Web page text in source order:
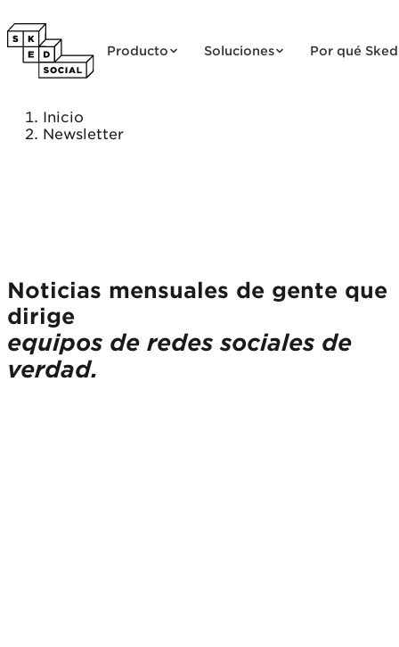
Producto Soluciones Por qué Sked
Inicio
Newsletter
Noticias mensuales de gente que
dirige
equipos de redes sociales de
verdad.